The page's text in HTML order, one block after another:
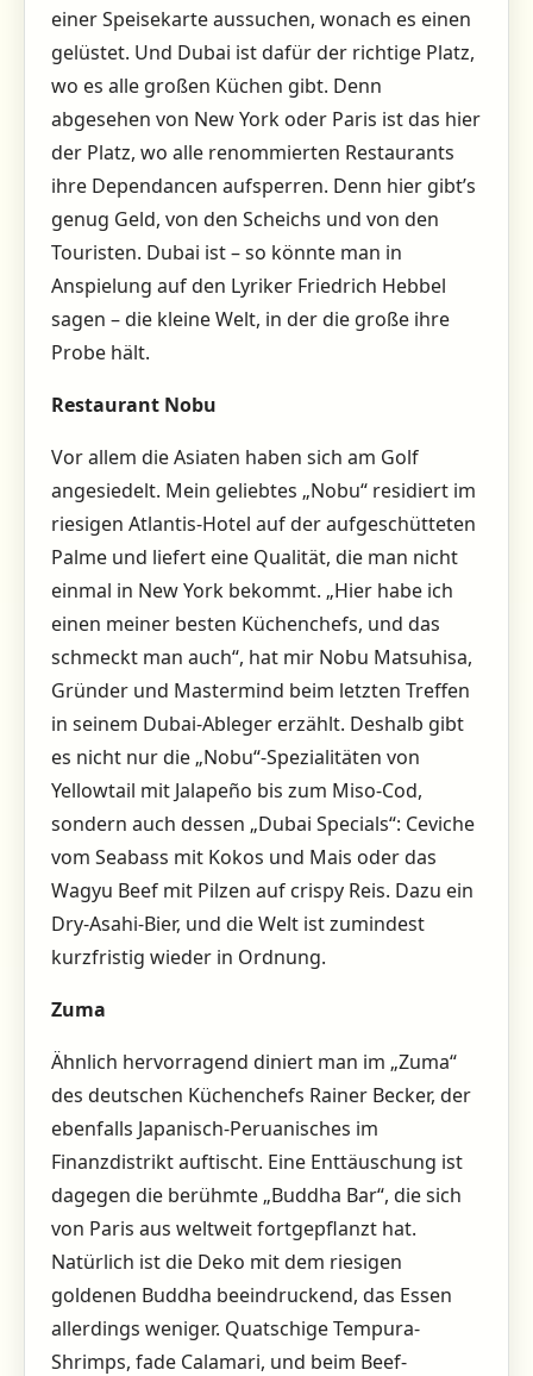
einer Speisekarte aussuchen, wonach es einen
gelüstet. Und Dubai ist dafür der richtige Platz,
wo es alle großen Küchen gibt. Denn
abgesehen von New York oder Paris ist das hier
der Platz, wo alle renommierten Restaurants
ihre Dependancen aufsperren. Denn hier gibt’s
genug Geld, von den Scheichs und von den
Touristen. Dubai ist – so könnte man in
Anspielung auf den Lyriker Friedrich Hebbel
sagen – die kleine Welt, in der die große ihre
Probe hält.
Restaurant Nobu
Vor allem die Asiaten haben sich am Golf
angesiedelt. Mein geliebtes „Nobu“ residiert im
riesigen Atlantis-Hotel auf der aufgeschütteten
Palme und liefert eine Qualität, die man nicht
einmal in New York bekommt. „Hier habe ich
einen meiner besten Küchenchefs, und das
schmeckt man auch“, hat mir Nobu Matsuhisa,
Gründer und Mastermind beim letzten Treffen
in seinem Dubai-Ableger erzählt. Deshalb gibt
es nicht nur die „Nobu“-Spezialitäten von
Yellowtail mit Jalapeño bis zum Miso-Cod,
sondern auch dessen „Dubai Specials“: Ceviche
vom Seabass mit Kokos und Mais oder das
Wagyu Beef mit Pilzen auf crispy Reis. Dazu ein
Dry-Asahi-Bier, und die Welt ist zumindest
kurzfristig wieder in Ordnung.
Zuma
Ähnlich hervorragend diniert man im „Zuma“
des deutschen Küchenchefs Rainer Becker, der
ebenfalls Japanisch-Peruanisches im
Finanzdistrikt auftischt. Eine Enttäuschung ist
dagegen die berühmte „Buddha Bar“, die sich
von Paris aus weltweit fortgepflanzt hat.
Natürlich ist die Deko mit dem riesigen
goldenen Buddha beeindruckend, das Essen
allerdings weniger. Quatschige Tempura-
Shrimps, fade Calamari, und beim Beef-